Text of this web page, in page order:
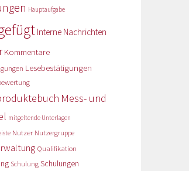
Hauptaufgabe
Interne Nachrichten
Kommentare
Lesebestätigungen
Mess- und
mitgeltende Unterlagen
Nutzer Nutzergruppe
Qualifikation
Schulung Schulungen